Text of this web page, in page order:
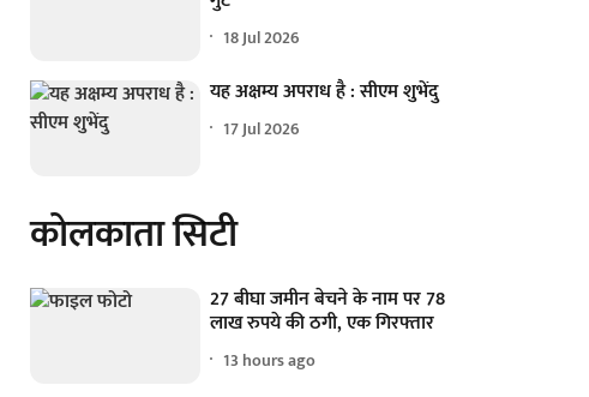
18 Jul 2026
यह अक्षम्य अपराध है : सीएम शुभेंदु
17 Jul 2026
कोलकाता सिटी
27 बीघा जमीन बेचने के नाम पर 78
लाख रुपये की ठगी, एक गिरफ्तार
13 hours ago